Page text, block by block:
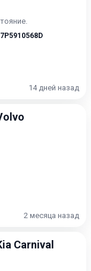
7P5910568D
14 дней назад
2 месяца назад
Carnival